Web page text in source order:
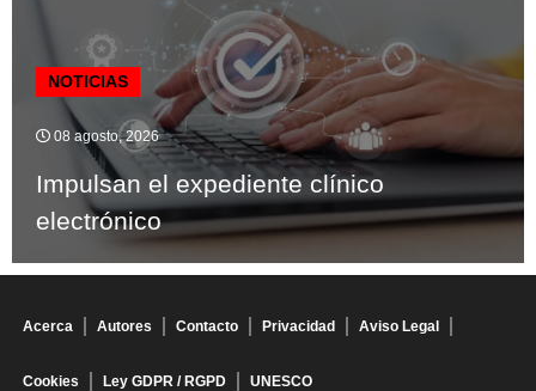
NOTICIAS
08 agosto, 2026
Impulsan el expediente clínico
electrónico
Acerca Autores Contacto Privacidad Aviso Legal
Cookies Ley GDPR / RGPD UNESCO